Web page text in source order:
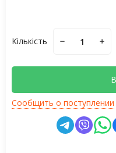
Кількість
Сообщить о поступлении